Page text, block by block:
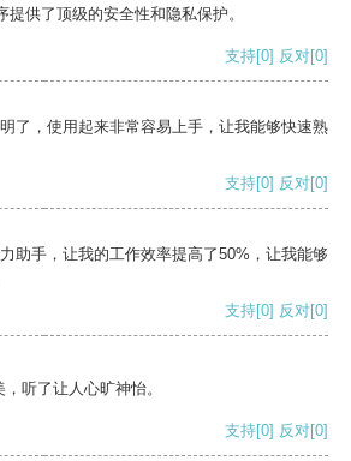
供了顶级的安全性和隐私保护。
支持[0] 反对[0]
了，使用起来非常容易上手，让我能够快速熟
支持[0] 反对[0]
助手，让我的工作效率提高了50%，让我能够
支持[0] 反对[0]
听了让人心旷神怡。
支持[0] 反对[0]